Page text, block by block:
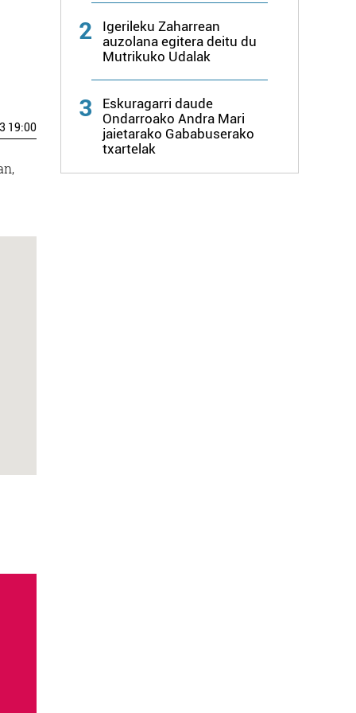
19:00
2
Igerileku Zaharrean
auzolana egitera deitu du
Mutrikuko Udalak
3
Eskuragarri daude
Ondarroako Andra Mari
jaietarako Gababuserako
txartelak